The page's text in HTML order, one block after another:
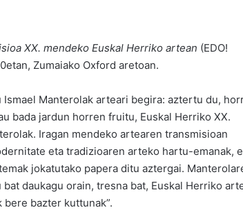
XX. mendeko Euskal Herriko artean (EDO!
Zumaiako Oxford aretoan.
Manterolak arteari begira: aztertu du,
bada jardun horren fruitu, Euskal Herriko XX.
Iragan mendeko artearen transmisioan
eta tradizioaren arteko hartu-emanak,
jokatutako papera ditu aztergai.
daukagu orain, tresna bat, Euskal Herriko
bazter kuttunak”.